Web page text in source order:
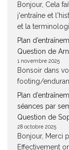
Bonjour, Cela
j'entraîne et
et la
Plan
Question de
1 novembre 2025
Bonsoir dans
footing/
Plan
séances par
Question de
28 octobre 2025
Bonjour, Merci
Effectivement